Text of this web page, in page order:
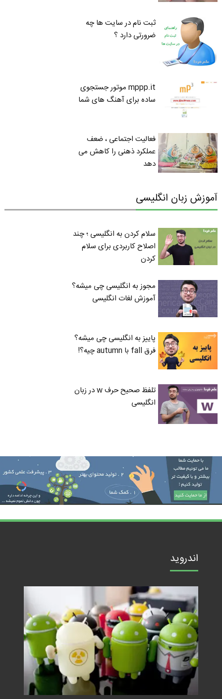
ثبت نام در سایت ها چه
ضرورتی دارد ؟
mppp.it موتور جستجوی
ساده برای آهنگ های شما
فعالیت اجتماعی ، ضعف
عملکرد ذهنی را کاهش می
دهد
آموزش زبان انگلیسی
سلام کردن به انگلیسی ؛ چند
اصلاح کاربردی برای سلام
کردن
مجوز به انگلیسی چی میشه؟
آموزش لغات انگلیسی
پاییز به انگلیسی چی میشه؟
فرق fall با autumn چیه؟!
تلفظ صحیح حرف w در زبان
انگلیسی
اندروید